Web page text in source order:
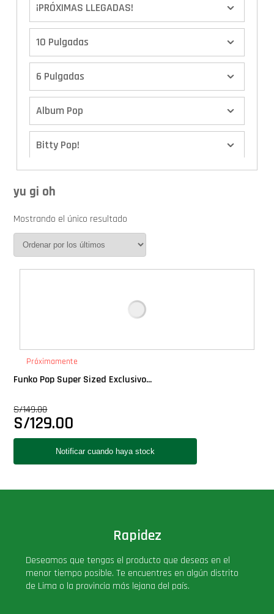
¡PRÓXIMAS LLEGADAS!
10 Pulgadas
6 Pulgadas
Album Pop
Bitty Pop!
Calendario de Adviento
Cover Pop!
Exclusivos
Gift Cards
Llaveros Pop
Moments
Movie Poster
PLUS!
Plush
yu gi oh
Mostrando el único resultado
Próximamente
Funko Pop Super Sized Exclusivo...
S/149.00
S/129.00
Rapidez
Deseamos que tengas el producto que deseas en el
menor tiempo posible. Te encuentres en algún distrito
de Lima o la provincia más lejana del país.